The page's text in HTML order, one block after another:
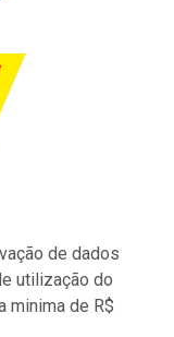
de dados
utilização do
minima de R$